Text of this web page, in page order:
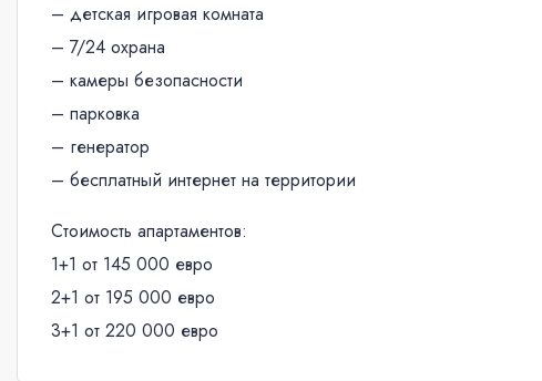
– детская игровая комната
– 7/24 охрана
– камеры безопасности
– парковка
– генератор
– бесплатный интернет на территории
Стоимость апартаментов:
1+1 от 145 000 евро
2+1 от 195 000 евро
3+1 от 220 000 евро